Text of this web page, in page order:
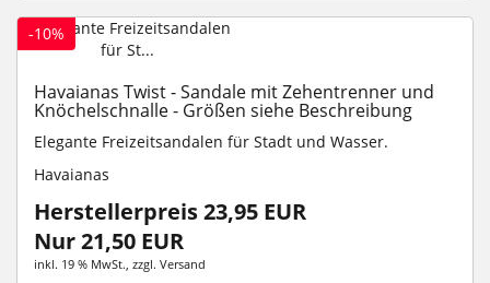
-10%
Havaianas Twist - Sandale mit Zehentrenner und
Knöchelschnalle - Größen siehe Beschreibung
Elegante Freizeitsandalen für Stadt und Wasser.
Havaianas
Herstellerpreis 23,95 EUR
Nur 21,50 EUR
inkl. 19 % MwSt. , zzgl. Versand